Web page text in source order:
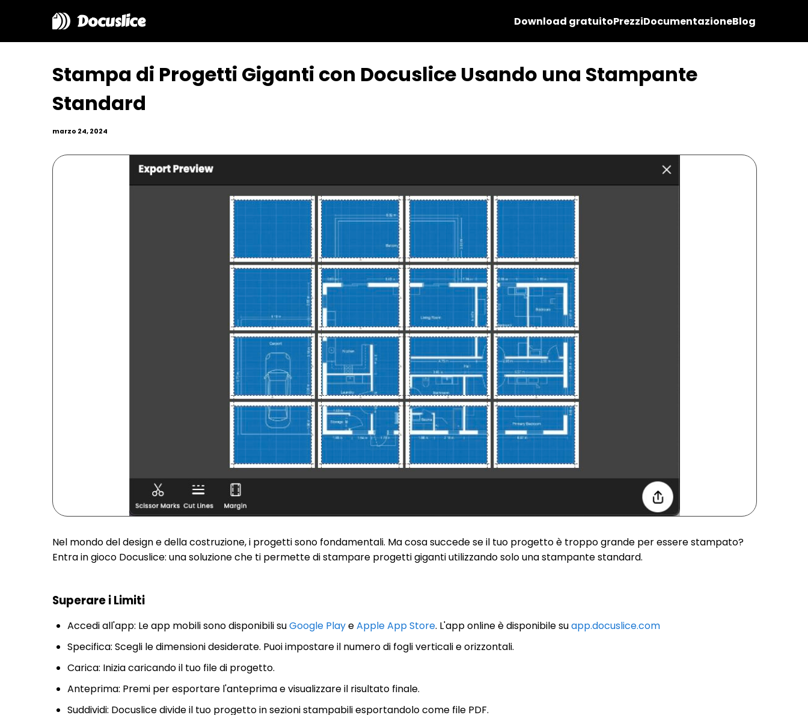
Docuslice Download gratuitoPrezziDocumentazioneBlog
Stampa di Progetti Giganti con Docuslice Usando una Stampante
Standard
marzo 24, 2024
Nel mondo del design e della costruzione, i progetti sono fondamentali. Ma cosa succede se il tuo progetto è troppo grande per essere stampato?
Entra in gioco Docuslice: una soluzione che ti permette di stampare progetti giganti utilizzando solo una stampante standard.
Superare i Limiti
Accedi all'app: Le app mobili sono disponibili suGoogle PlayeApple App Store. L'app online è disponibile suapp.docuslice.com
Specifica: Scegli le dimensioni desiderate. Puoi impostare il numero di fogli verticali e orizzontali.
Carica: Inizia caricando il tuo file di progetto.
Anteprima: Premi per esportare l'anteprima e visualizzare il risultato finale.
Suddividi: Docuslice divide il tuo progetto in sezioni stampabili esportandolo come file PDF.